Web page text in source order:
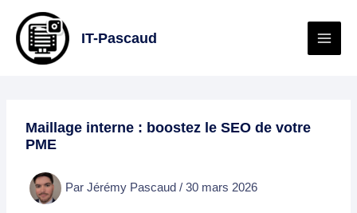
contenu
IT-Pascaud
Maillage interne : boostez le SEO de votre
PME
Par Jérémy Pascaud / 30 mars 2026